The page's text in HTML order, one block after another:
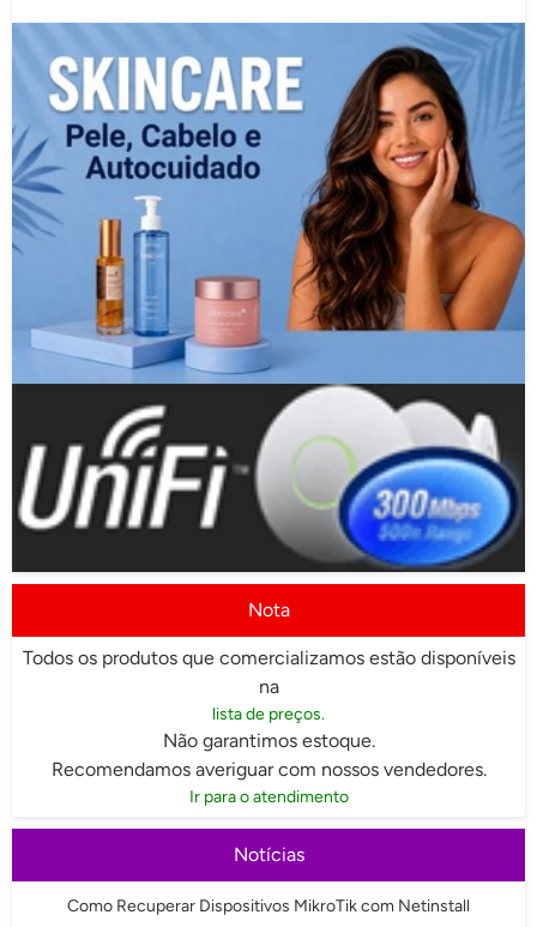
Nota
Todos os produtos que comercializamos estão disponíveis
na
lista de preços.
Não garantimos estoque.
Recomendamos averiguar com nossos vendedores.
Ir para o atendimento
Notícias
Como Recuperar Dispositivos MikroTik com Netinstall